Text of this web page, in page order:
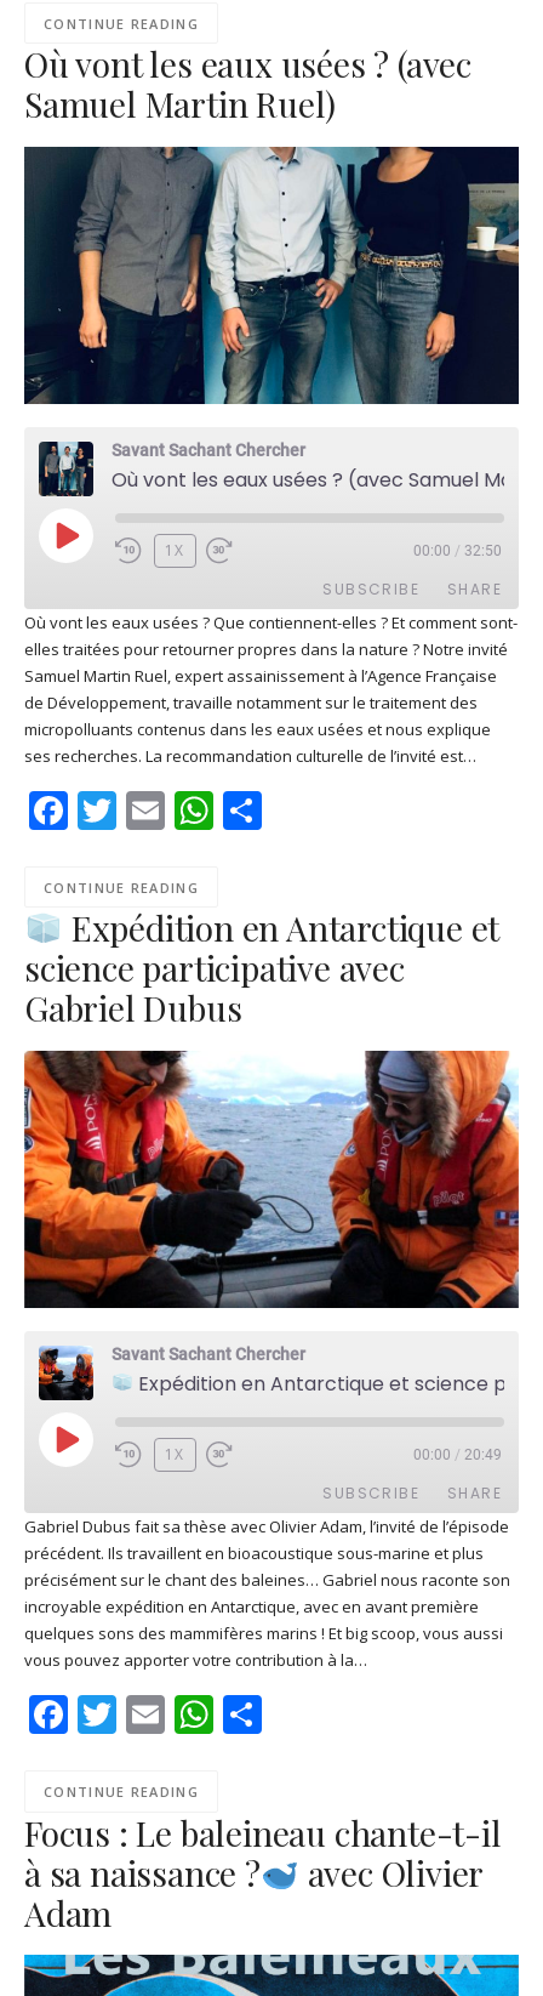
CONTINUE READING
Où vont les eaux usées ? (avec
Samuel Martin Ruel)
Savant Sachant Chercher
PLAY
EPISODE
1X 00:00 / 32:50
SUBSCRIBE SHARE
Apple Podcasts Deezer
Google Play PocketCasts
Podcast Addict RSS
RSS FEED
SHARE
LINK
EMBED
Où vont les eaux usées ? Que contiennent-elles ? Et comment sont-
elles traitées pour retourner propres dans la nature ? Notre invité
Samuel Martin Ruel, expert assainissement à l’Agence Française
de Développement, travaille notamment sur le traitement des
micropolluants contenus dans les eaux usées et nous explique
ses recherches. La recommandation culturelle de l’invité est…
Facebook
Twitter
EmailWhatsApp
CONTINUE READING
Expédition en Antarctique et
science participative avec
Gabriel Dubus
Savant Sachant Chercher
Expédition en Antarctique et science participative avec Gabriel Dubus
PLAY
EPISODE
1X 00:00 / 20:49
SUBSCRIBE SHARE
Apple Podcasts Deezer
Google Play
Podcast Addict RSS
RSS FEED
SHARE
LINK
EMBED
Gabriel Dubus fait sa thèse avec Olivier Adam, l’invité de l’épisode
précédent. Ils travaillent en bioacoustique sous-marine et plus
précisément sur le chant des baleines… Gabriel nous raconte son
incroyable expédition en Antarctique, avec en avant première
quelques sons des mammifères marins ! Et big scoop, vous aussi
vous pouvez apporter votre contribution à la…
Facebook
Twitter
EmailWhatsApp
CONTINUE READING
Focus : Le baleineau chante-t-il
à sa naissance ?
avec Olivier
Adam